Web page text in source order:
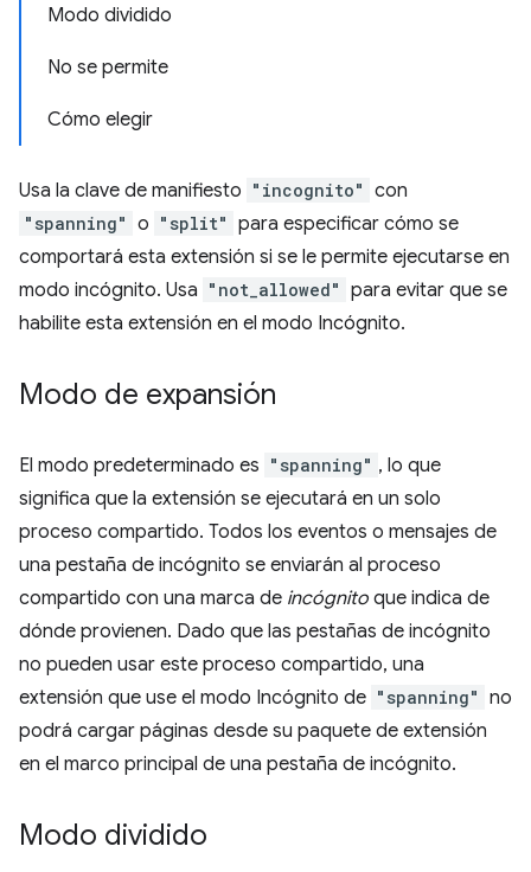
Modo dividido
No se permite
Cómo elegir
Usa la clave de manifiesto "incognito" con
"spanning" o "split" para especificar cómo se
comportará esta extensión si se le permite ejecutarse en
modo incógnito. Usa "not_allowed" para evitar que se
habilite esta extensión en el modo Incógnito.
Modo de expansión
El modo predeterminado es "spanning" , lo que
significa que la extensión se ejecutará en un solo
proceso compartido. Todos los eventos o mensajes de
una pestaña de incógnito se enviarán al proceso
compartido con una marca de incógnito que indica de
dónde provienen. Dado que las pestañas de incógnito
no pueden usar este proceso compartido, una
extensión que use el modo Incógnito de "spanning" no
podrá cargar páginas desde su paquete de extensión
en el marco principal de una pestaña de incógnito.
Modo dividido